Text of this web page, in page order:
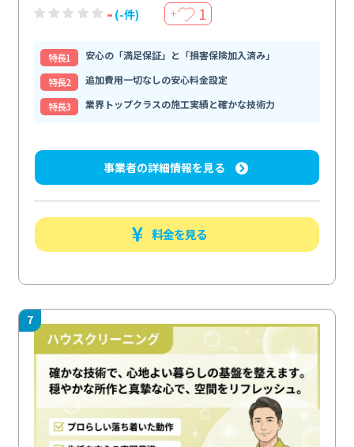
- (-件) ＋ 1
特⻑1
安心の「満足保証」と「損害保険加入済み」
特⻑2
追加費用一切なしの安心料金設定
特⻑3
業界トップクラスの施工実績と確かな技術力
事業者の詳細情報を見る
料金を見る
7